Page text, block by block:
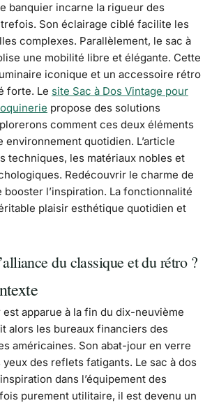
banquier incarne la rigueur des
Son éclairage ciblé facilite les
complexes. Parallèlement, le sac à
une mobilité libre et élégante. Cette
iconique et un accessoire rétro
forte. Le site Sac à Dos Vintage pour
propose des solutions
comment ces deux éléments
quotidien. L’article
techniques, les matériaux nobles et
Redécouvrir le charme de
booster l’inspiration. La fonctionnalité
plaisir esthétique quotidien et
du classique et du rétro ?
est apparue à la fin du dix-neuvième
alors les bureaux financiers des
américaines. Son abat-jour en verre
des reflets fatigants. Le sac à dos
dans l’équipement des
purement utilitaire, il est devenu un